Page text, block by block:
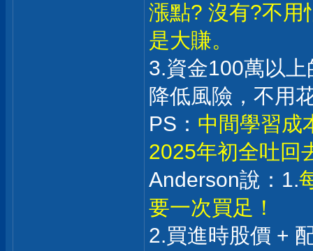
漲點? 沒有?不用
是大賺。
3.資金100萬以
降低風險，不用
PS： 中間學習成
2025年初全吐回
Anderson說：1.
要一次買足！
2.買進時股價 +